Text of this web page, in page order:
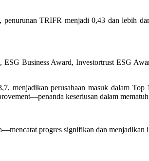
TRIFR menjadi 0,43 dan lebih
Business Award, Investortrust ESG
menjadikan perusahaan masuk dalam
keseriusan dalam
progres signifikan dan menjadikan